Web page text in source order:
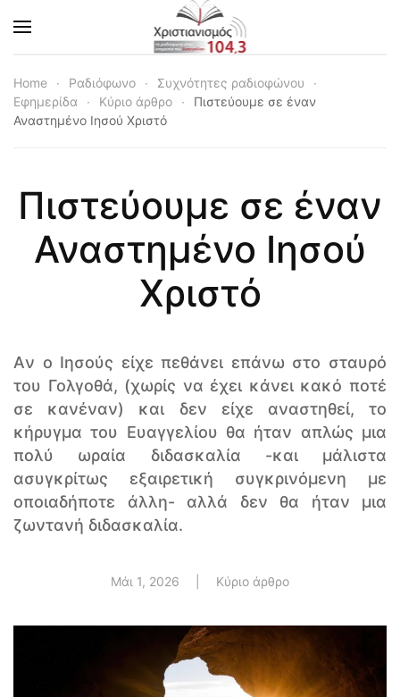
Skip to main content
Home Ραδιόφωνο
Συχνότητες ραδιοφώνου
Εφημερίδα
Κύριο άρθρο
Πιστεύουμε σε έναν
Αναστημένο Ιησού Χριστό
Πιστεύουμε σε έναν
Αναστημένο Ιησού
Χριστό
Aν ο Ιησούς είχε πεθάνει επάνω στο σταυρό
του Γολγοθά, (χωρίς να έχει κάνει κακό ποτέ
σε κανέναν) και δεν είχε αναστηθεί, το
κήρυγμα του Ευαγγελίου θα ήταν απλώς μια
πολύ ωραία διδασκαλία -και μάλιστα
ασυγκρίτως εξαιρετική συγκρινόμενη με
οποιαδήποτε άλλη- αλλά δεν θα ήταν μια
ζωντανή διδασκαλία.
Μάι 1, 2026 Κύριο άρθρο